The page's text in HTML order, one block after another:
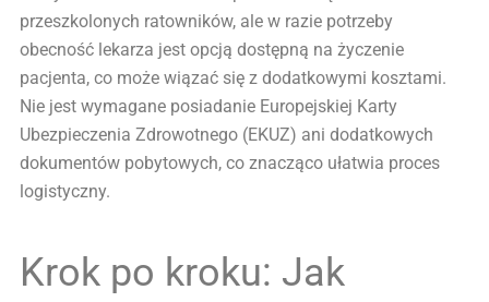
przeszkolonych ratowników, ale w razie potrzeby
obecność lekarza jest opcją dostępną na życzenie
pacjenta, co może wiązać się z dodatkowymi kosztami.
Nie jest wymagane posiadanie Europejskiej Karty
Ubezpieczenia Zdrowotnego (EKUZ) ani dodatkowych
dokumentów pobytowych, co znacząco ułatwia proces
logistyczny.
Krok po kroku: Jak